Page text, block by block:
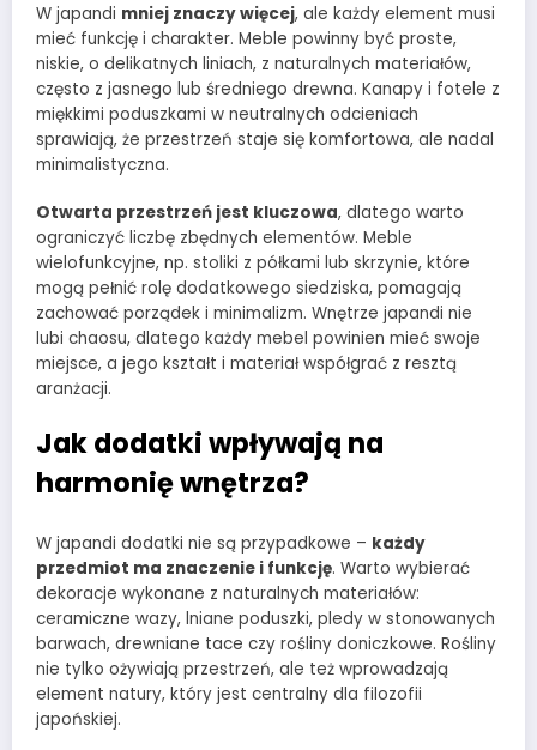
W japandi mniej znaczy więcej, ale każdy element musi
mieć funkcję i charakter. Meble powinny być proste,
niskie, o delikatnych liniach, z naturalnych materiałów,
często z jasnego lub średniego drewna. Kanapy i fotele z
miękkimi poduszkami w neutralnych odcieniach
sprawiają, że przestrzeń staje się komfortowa, ale nadal
minimalistyczna.
Otwarta przestrzeń jest kluczowa, dlatego warto
ograniczyć liczbę zbędnych elementów. Meble
wielofunkcyjne, np. stoliki z półkami lub skrzynie, które
mogą pełnić rolę dodatkowego siedziska, pomagają
zachować porządek i minimalizm. Wnętrze japandi nie
lubi chaosu, dlatego każdy mebel powinien mieć swoje
miejsce, a jego kształt i materiał współgrać z resztą
aranżacji.
Jak dodatki wpływają na
harmonię wnętrza?
W japandi dodatki nie są przypadkowe – każdy
przedmiot ma znaczenie i funkcję. Warto wybierać
dekoracje wykonane z naturalnych materiałów:
ceramiczne wazy, lniane poduszki, pledy w stonowanych
barwach, drewniane tace czy rośliny doniczkowe. Rośliny
nie tylko ożywiają przestrzeń, ale też wprowadzają
element natury, który jest centralny dla filozofii
japońskiej.